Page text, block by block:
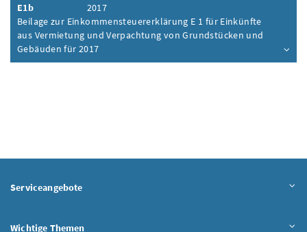
E1b
2017
Beilage zur Einkommensteuererklärung E 1 für Einkünfte
aus Vermietung und Verpachtung von Grundstücken und
Gebäuden für 2017
Inhalt aufklappen
Serviceangebote
Wichtige Themen